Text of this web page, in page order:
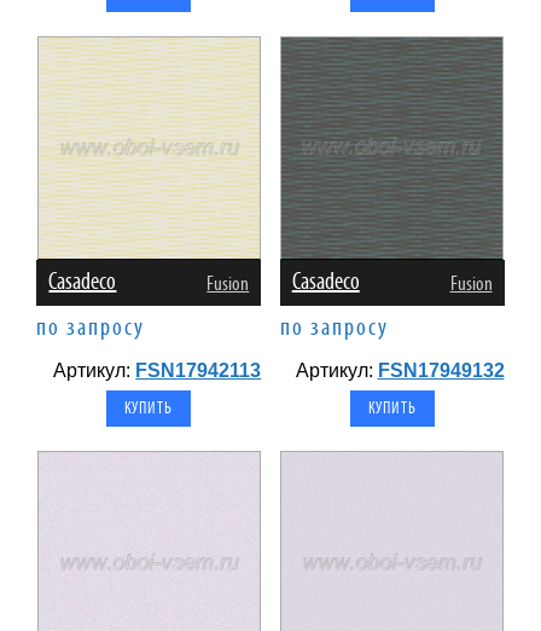
Casadeco Fusion
по запросу
Артикул: FSN17942113
Casadeco Fusion
по запросу
Артикул: FSN17949132